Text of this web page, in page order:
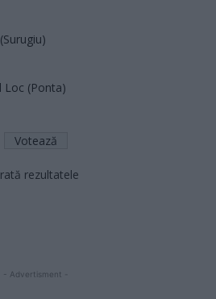
Loc (Ponta)
rezultatele
- Advertisment -